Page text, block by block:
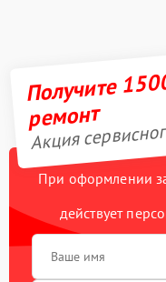
Получите
ремонт
Акция
При оформлении
действует